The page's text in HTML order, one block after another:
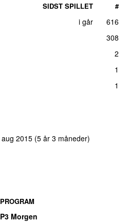
SIDST SPILLET #
i går
616
308
2
1
1
aug 2015 (5 år 3 måneder)
PROGRAM
P3 Morgen